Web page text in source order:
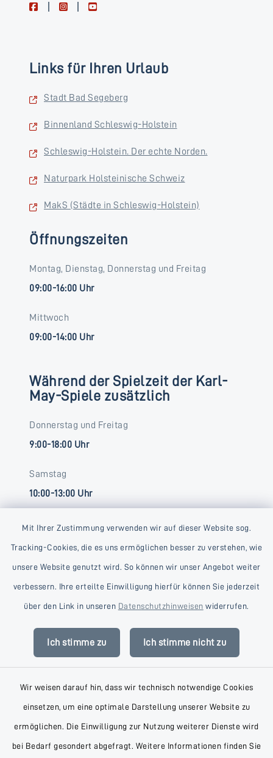
Mit Ihrer Zustimmung verwenden wir auf dieser Website sog.
Tracking-Cookies, die es uns ermöglichen besser zu verstehen, wie
unsere Website genutzt wird. So können wir unser Angebot weiter
verbessern. Ihre erteilte Einwilligung hierfür können Sie jederzeit
über den Link in unseren Datenschutzhinweisen widerrufen.
Ich stimme zu Ich stimme nicht zu
Wir weisen darauf hin, dass wir technisch notwendige Cookies
einsetzen, um eine optimale Darstellung unserer Website zu
ermöglichen. Die Einwilligung zur Nutzung weiterer Dienste wird
bei Bedarf gesondert abgefragt. Weitere Informationen finden Sie
facebookinstagramyoutube
Links für Ihren Urlaub
Stadt Bad Segeberg
Binnenland Schleswig-Holstein
Schleswig-Holstein. Der echte Norden.
Naturpark Holsteinische Schweiz
MakS (Städte in Schleswig-Holstein)
Öffnungszeiten
Montag, Dienstag, Donnerstag und Freitag
09:00-16:00 Uhr
Mittwoch
09:00-14:00 Uhr
Während der Spielzeit der Karl-
May-Spiele zusätzlich
Donnerstag und Freitag
9:00-18:00 Uhr
Samstag
10:00-13:00 Uhr
Kontakt
Datenschutz
Impressum
Sitemap